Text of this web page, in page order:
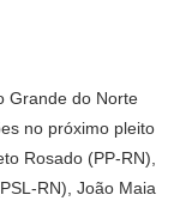
Grande do Norte
no próximo pleito
Rosado (PP-RN),
RN), João Maia